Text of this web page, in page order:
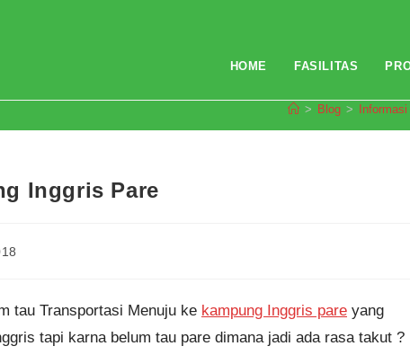
HOME FASILITAS
> Blog >
Inggris Pare
tau Transportasi Menuju ke kampung Inggris pare yang
tapi karna belum tau pare dimana jadi ada rasa takut ?